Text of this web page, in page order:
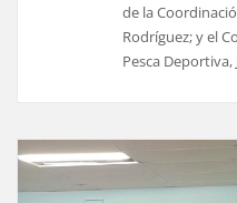
de la
Rodríguez; y el
Pesca Deportiva,